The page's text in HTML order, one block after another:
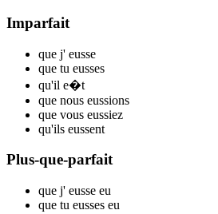
Imparfait
que j' eusse
que tu eusses
qu'il e�t
que nous eussions
que vous eussiez
qu'ils eussent
Plus-que-parfait
que j' eusse eu
que tu eusses eu